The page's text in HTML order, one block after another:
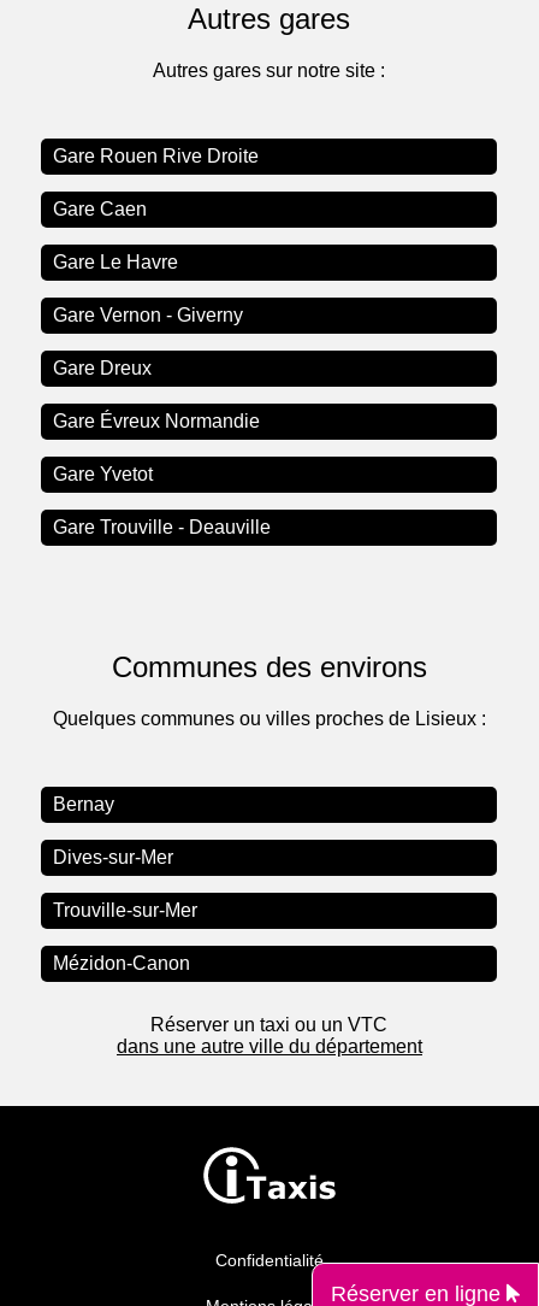
Autres gares
Autres gares sur notre site :
Gare Rouen Rive Droite
Gare Caen
Gare Le Havre
Gare Vernon - Giverny
Gare Dreux
Gare Évreux Normandie
Gare Yvetot
Gare Trouville - Deauville
Communes des environs
Quelques communes ou villes proches de Lisieux :
Bernay
Dives-sur-Mer
Trouville-sur-Mer
Mézidon-Canon
Réserver un taxi ou un VTC
dans une autre ville du département
Confidentialité
Réserver en ligne